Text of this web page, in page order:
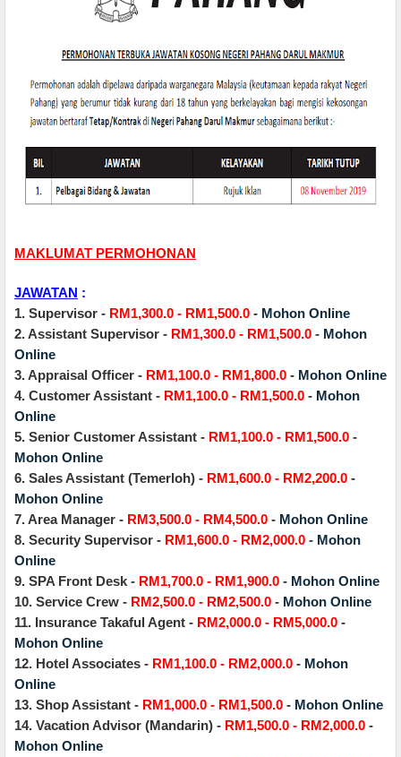
MAKLUMAT PERMOHONAN
JAWATAN :
1. Supervisor - RM1,300.0 - RM1,500.0 - Mohon Online
2. Assistant Supervisor - RM1,300.0 - RM1,500.0 - Mohon
Online
3. Appraisal Officer - RM1,100.0 - RM1,800.0 - Mohon Online
4. Customer Assistant - RM1,100.0 - RM1,500.0 - Mohon
Online
5. Senior Customer Assistant - RM1,100.0 - RM1,500.0 -
Mohon Online
6. Sales Assistant (Temerloh) - RM1,600.0 - RM2,200.0 -
Mohon Online
7. Area Manager - RM3,500.0 - RM4,500.0 - Mohon Online
8. Security Supervisor - RM1,600.0 - RM2,000.0 - Mohon
Online
9. SPA Front Desk - RM1,700.0 - RM1,900.0 - Mohon Online
10. Service Crew - RM2,500.0 - RM2,500.0 - Mohon Online
11. Insurance Takaful Agent - RM2,000.0 - RM5,000.0 -
Mohon Online
12. Hotel Associates - RM1,100.0 - RM2,000.0 - Mohon
Online
13. Shop Assistant - RM1,000.0 - RM1,500.0 - Mohon Online
14. Vacation Advisor (Mandarin) - RM1,500.0 - RM2,000.0 -
Mohon Online